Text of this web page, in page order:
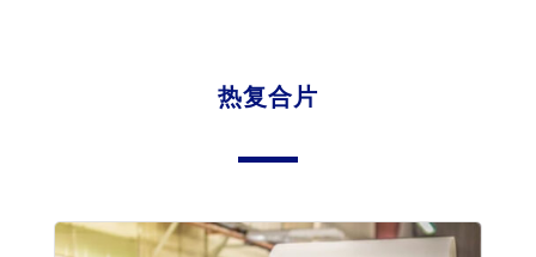
热复合片